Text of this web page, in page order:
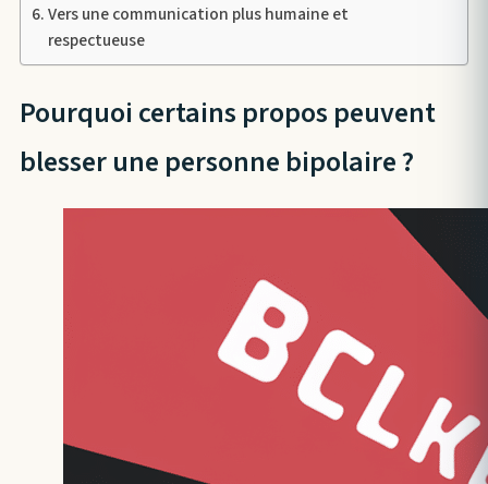
Vers une communication plus humaine et
respectueuse
Pourquoi certains propos peuvent
blesser une personne bipolaire ?